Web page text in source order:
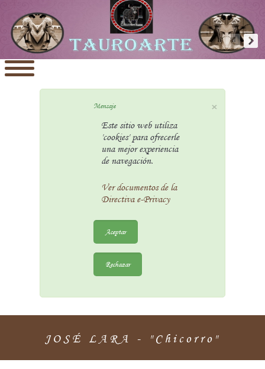
×
Mensaje
Este sitio web utiliza
'cookies' para ofrecerle
una mejor experiencia
de navegación.
Ver documentos de la
Directiva e-Privacy
Aceptar
Rechazar
JOSÉ LARA - "Chicorro"